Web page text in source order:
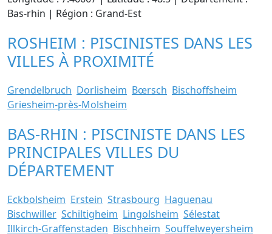
Bas-rhin | Région : Grand-Est
ROSHEIM : PISCINISTES DANS LES
VILLES À PROXIMITÉ
Grendelbruch Dorlisheim Bœrsch Bischoffsheim
Griesheim-près-Molsheim
BAS-RHIN : PISCINISTE DANS LES
PRINCIPALES VILLES DU
DÉPARTEMENT
Eckbolsheim Erstein Strasbourg Haguenau
Bischwiller Schiltigheim Lingolsheim Sélestat
Illkirch-Graffenstaden Bischheim Souffelweyersheim